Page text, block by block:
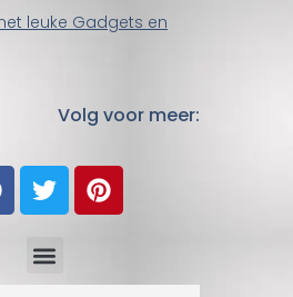
leuke Gadgets en
Volg voor meer: